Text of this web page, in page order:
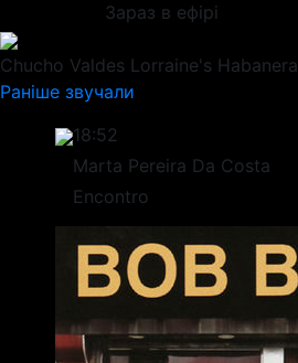
Зараз в ефірі
Chucho Valdes Lorraine's Habanera
Раніше звучали
18:52
Marta Pereira Da Costa
Encontro